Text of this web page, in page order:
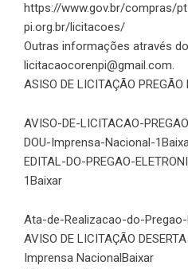
https://www.gov.br/compras/
pi.org.br/licitacoes/
Outras informações através
licitacaocorenpi@gmail.com.
ASISO DE LICITAÇÃO
AVISO-DE-LICITACAO-
DOU-Imprensa-Nacional-1
EDITAL-DO-PREGAO-
1Baixar
Ata-de-Realizacao-do-
AVISO DE LICITAÇÃO
Imprensa NacionalBaixar